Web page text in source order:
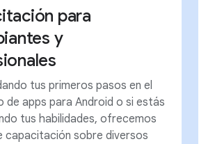
para
y
tus primeros pasos en el
de apps para Android o si estás
tus habilidades, ofrecemos
capacitación sobre diversos